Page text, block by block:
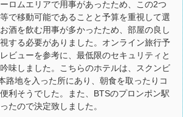
ロムエリアで用事があったため、この2つ
で移動可能であることと予算を重視して選
酒を飲む用事が多かったため、部屋の良し
する必要がありました。オンライン旅行予
ビューを参考に、最低限のセキュリティと
味しました。こちらのホテルは、スクンビ
路地を入った所にあり、朝食を取ったりコ
利そうでした。また、BTSのプロンポン駅
たので決定致しました。